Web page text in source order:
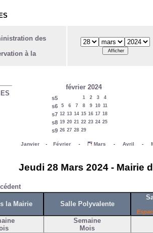
des
à la
février 2024
s5 1 2 3 4
s6 5 6 7 8 9 10 11
s7 12 13 14 15 16 17 18
s8 19 20 21 22 23 24 25
s9 26 27 28 29
Janvier- Février- Mars - Avril -
Jeudi 28 Mars 2024 - Mairie
la Mairie Salle Polyvalente
Semaine
Mois